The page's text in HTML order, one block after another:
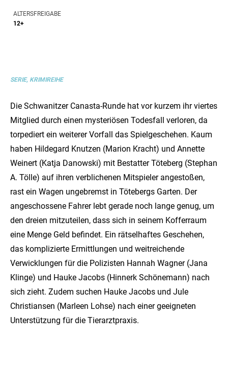
ALTERSFREIGABE
12+
SERIE, KRIMIREIHE
Die Schwanitzer Canasta-Runde hat vor kurzem ihr viertes
Mitglied durch einen mysteriösen Todesfall verloren, da
torpediert ein weiterer Vorfall das Spielgeschehen. Kaum
haben Hildegard Knutzen (Marion Kracht) und Annette
Weinert (Katja Danowski) mit Bestatter Töteberg (Stephan
A. Tölle) auf ihren verblichenen Mitspieler angestoßen,
rast ein Wagen ungebremst in Tötebergs Garten. Der
angeschossene Fahrer lebt gerade noch lange genug, um
den dreien mitzuteilen, dass sich in seinem Kofferraum
eine Menge Geld befindet. Ein rätselhaftes Geschehen,
das komplizierte Ermittlungen und weitreichende
Verwicklungen für die Polizisten Hannah Wagner (Jana
Klinge) und Hauke Jacobs (Hinnerk Schönemann) nach
sich zieht. Zudem suchen Hauke Jacobs und Jule
Christiansen (Marleen Lohse) nach einer geeigneten
Unterstützung für die Tierarztpraxis.